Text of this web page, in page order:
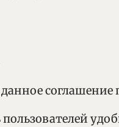
соглашение